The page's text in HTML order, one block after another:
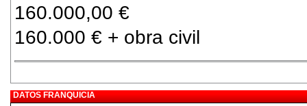
160.000,00 €
160.000 € + obra civil
DATOS FRANQUICIA